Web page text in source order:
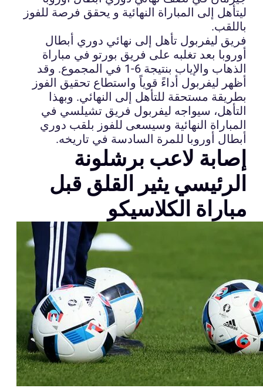
ليتأهل إلى المباراة النهائية و يحقق فرصة للفوز
باللقب.
فريق ليفربول تأهل إلى نهائي دوري أبطال
أوروبا بعد تغلبه على فريق بورتو في مباراة
الذهاب والإياب بنتيجة 6-1 في المجموع. وقد
أظهر ليفربول أداءً قوياً واستطاع تحقيق الفوز
بطريقة مستحقة للتأهل إلى النهائي. وبهذا
التأهل، سيواجه ليفربول فريق تشيلسي في
المباراة النهائية وسيسعى للفوز بلقب دوري
أبطال أوروبا للمرة السادسة في تاريخه.
إصابة لاعب برشلونة
الرئيسي يثير القلق قبل
مباراة الكلاسيكو